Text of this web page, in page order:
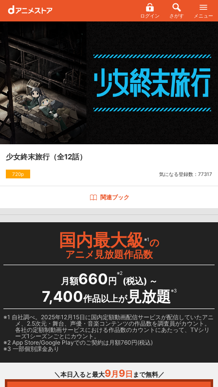
ログイン さがす メニュー
少女終末旅行（全12話）
720p 気になる登録数： 77317
関連ブック
国内最大級※1の
アニメ見放題作品数
月額660 円
※2
(税込) ～
7,400作品以上が見放題※3
1 自社調べ。2025年12月15日に国内定額動画配信サービスが配信していたアニ
メ、2.5次元・舞台、声優・音楽コンテンツの作品数を調査員がカウント。
各社の定額制動画サービスにおける作品数のカウントにあたって、TVシリ
ーズ1シーズンごとにカウント。
2 App Store/Google Playでのご契約は月額760円(税込)
3 一部個別課金あり
＼本日入ると最大9月 9日 まで無料／